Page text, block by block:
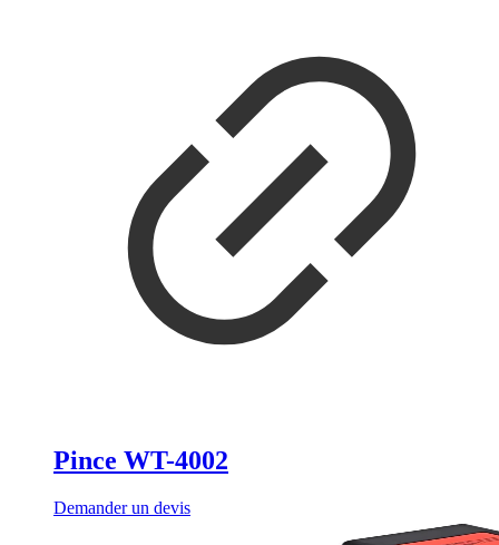
Pince WT-4002
Demander un devis